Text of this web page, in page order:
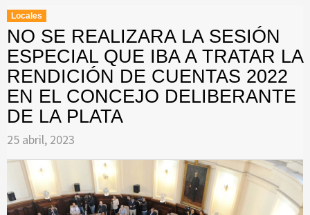
Locales
NO SE REALIZARA LA SESIÓN
ESPECIAL QUE IBA A TRATAR LA
RENDICIÓN DE CUENTAS 2022
EN EL CONCEJO DELIBERANTE
DE LA PLATA
25 abril, 2023